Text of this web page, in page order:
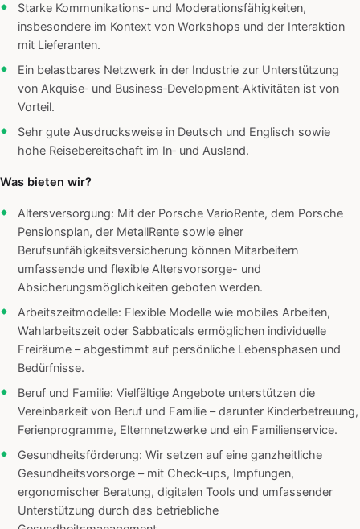
Starke Kommunikations‑ und Moderationsfähigkeiten,
insbesondere im Kontext von Workshops und der Interaktion
mit Lieferanten.
Ein belastbares Netzwerk in der Industrie zur Unterstützung
von Akquise‑ und Business‑Development‑Aktivitäten ist von
Vorteil.
Sehr gute Ausdrucksweise in Deutsch und Englisch sowie
hohe Reisebereitschaft im In‑ und Ausland.
Was bieten wir?
Altersversorgung: Mit der Porsche VarioRente, dem Porsche
Pensionsplan, der MetallRente sowie einer
Berufsunfähigkeitsversicherung können Mitarbeitern
umfassende und flexible Altersvorsorge- und
Absicherungsmöglichkeiten geboten werden.
Arbeitszeitmodelle: Flexible Modelle wie mobiles Arbeiten,
Wahlarbeitszeit oder Sabbaticals ermöglichen individuelle
Freiräume – abgestimmt auf persönliche Lebensphasen und
Bedürfnisse.
Beruf und Familie: Vielfältige Angebote unterstützen die
Vereinbarkeit von Beruf und Familie – darunter Kinderbetreuung,
Ferienprogramme, Elternnetzwerke und ein Familienservice.
Gesundheitsförderung: Wir setzen auf eine ganzheitliche
Gesundheitsvorsorge – mit Check‑ups, Impfungen,
ergonomischer Beratung, digitalen Tools und umfassender
Unterstützung durch das betriebliche